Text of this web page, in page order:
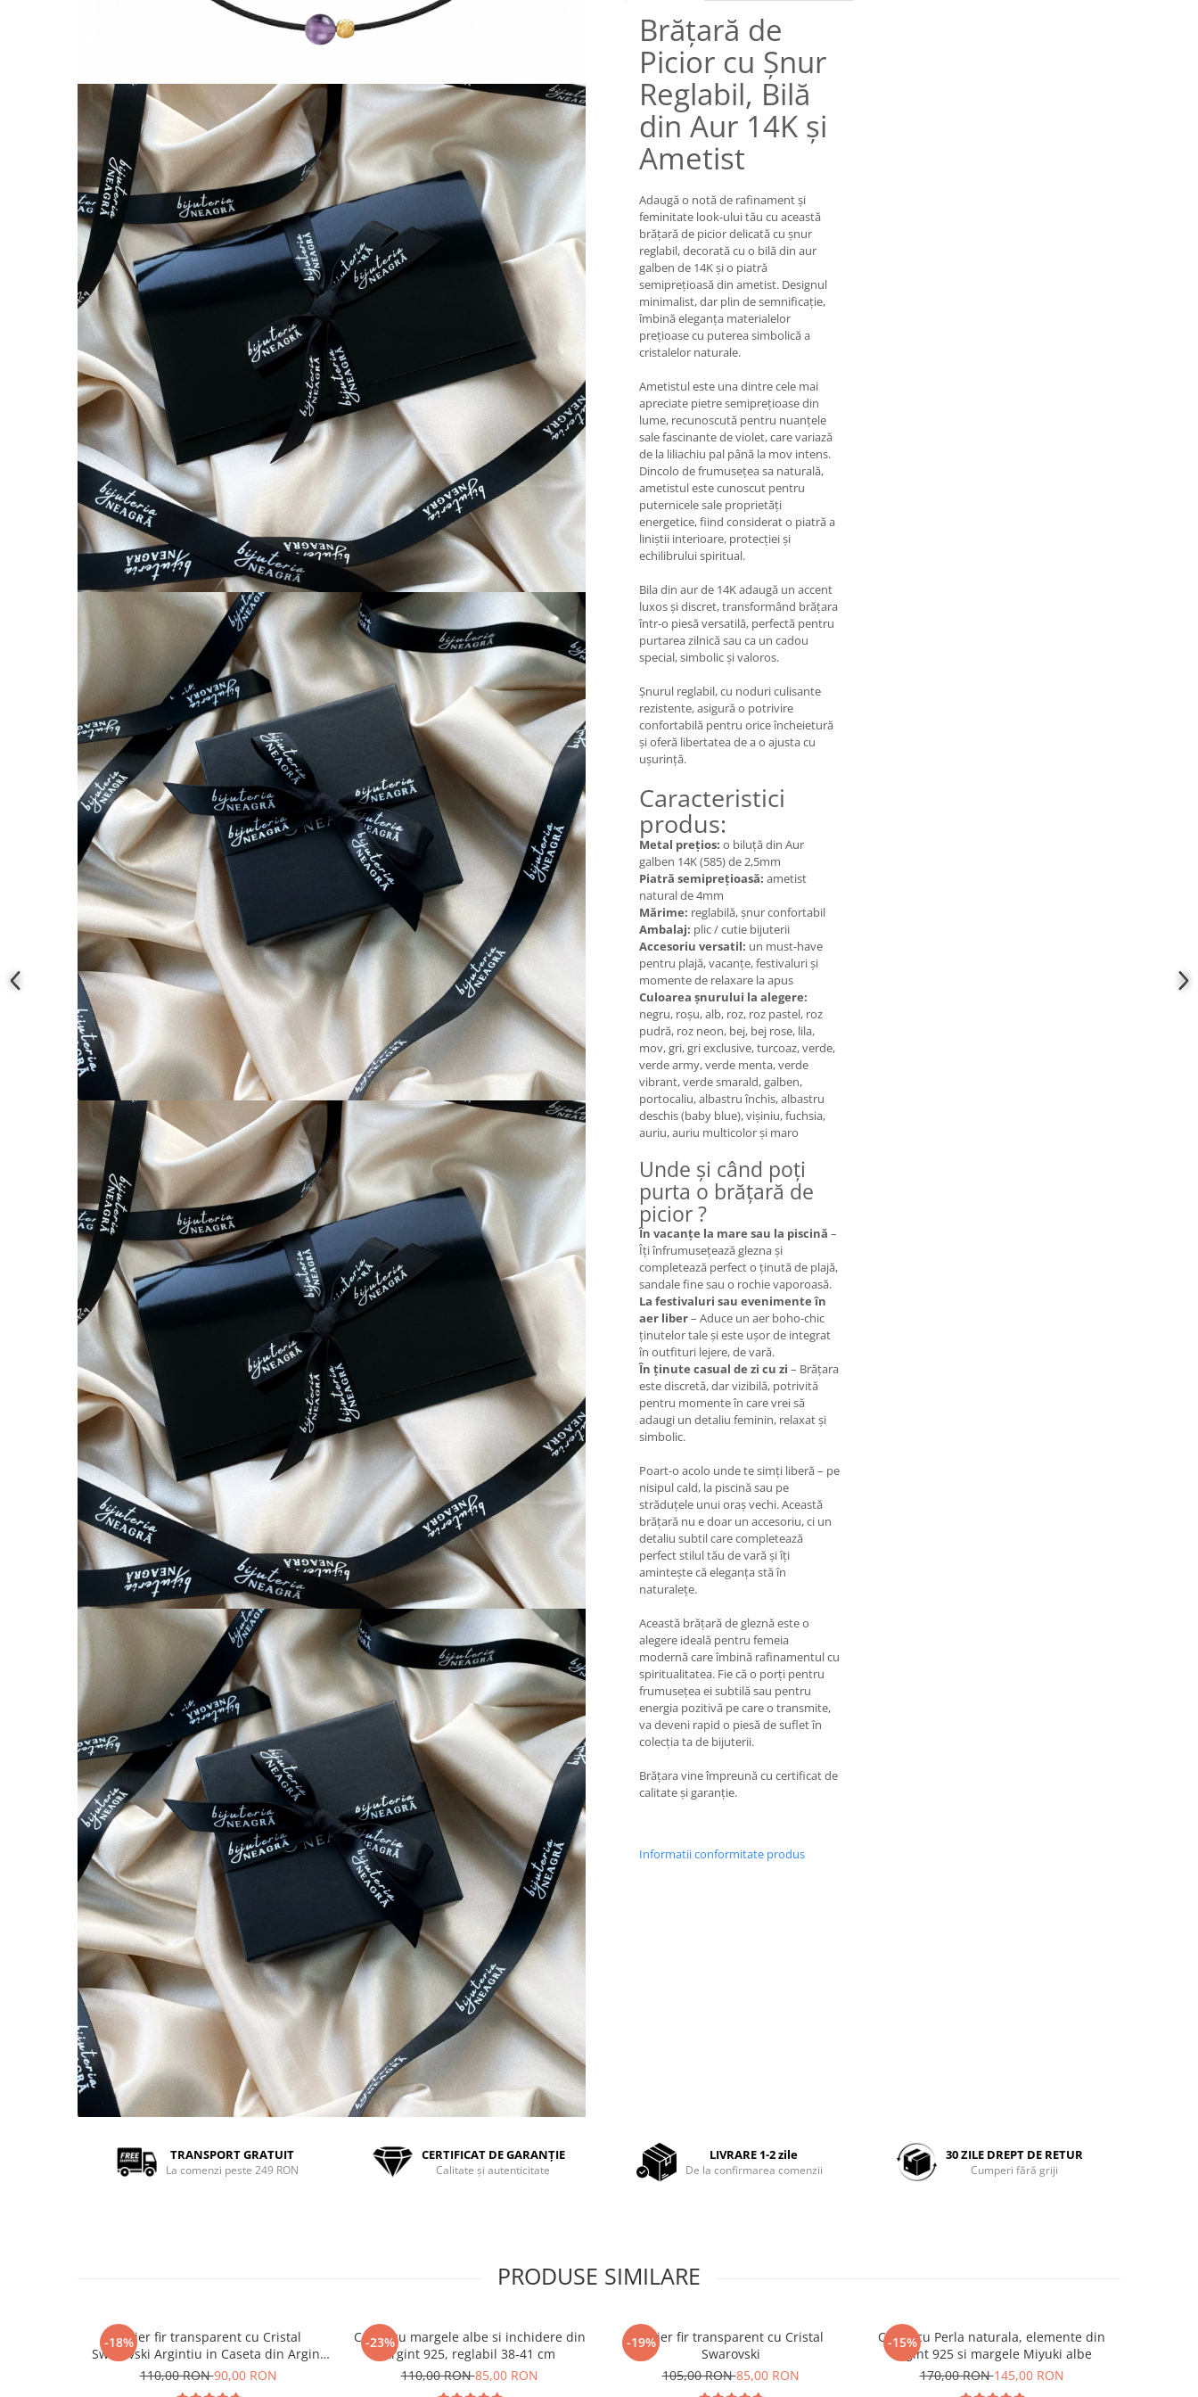
Lănțișoare cu Pietre Naturale
Lănțișoare Argint Diverse
COLIERE CU PERLE
Coliere cu Perle Naturale
Coliere cu Perle Preciosa
COLIERE ȘNUR REGLABIL
Coliere cu Inimioare
Coliere cu Cruce
Coliere cu Stea
Coliere cu Soare
Coliere cu Semilună
Coliere cu Zodii
Coliere cu Flori
Coliere cu Animale
Coliere cu Molecule
Coliere Diverse
BRĂȚĂRI CU ȘNUR REGLABIL
Brățări din Aur cu șnur reglabil
Brățări din Argint cu șnur reglabil
BRĂȚĂRI CU PIETRE SEMIPREȚIOASE
Brățări din Aur cu pietre
Brățări elastice cu pietre
semiprețioase
BRĂȚĂRI DE PICIOR
Brățări de picior din Aur
Brățări de picior din Argint
Coliere cu mărgele colorate și
Coliere cu pietre semiprețioase
Brățară de
Picior cu Șnur
Reglabil, Bilă
din Aur 14K și
Ametist
Adaugă o notă de rafinament și
feminitate look-ului tău cu această
brățară de picior delicată cu șnur
reglabil, decorată cu o bilă din aur
galben de 14K și o piatră
semiprețioasă din ametist. Designul
minimalist, dar plin de semnificație,
îmbină eleganța materialelor
prețioase cu puterea simbolică a
cristalelor naturale.
Ametistul este una dintre cele mai
apreciate pietre semiprețioase din
lume, recunoscută pentru nuanțele
sale fascinante de violet, care variază
de la liliachiu pal până la mov intens.
Dincolo de frumusețea sa naturală,
ametistul este cunoscut pentru
puternicele sale proprietăți
energetice, fiind considerat o piatră a
liniștii interioare, protecției și
echilibrului spiritual.
Bila din aur de 14K adaugă un accent
luxos și discret, transformând brățara
într-o piesă versatilă, perfectă pentru
purtarea zilnică sau ca un cadou
special, simbolic și valoros.
Șnurul reglabil, cu noduri culisante
rezistente, asigură o potrivire
confortabilă pentru orice încheietură
și oferă libertatea de a o ajusta cu
ușurință.
Caracteristici
produs:
Metal prețios: o biluță din Aur
galben 14K (585) de 2,5mm
Piatră semiprețioasă: ametist
natural de 4mm
Mărime: reglabilă, șnur confortabil
Ambalaj: plic / cutie bijuterii
Accesoriu versatil: un must-have
pentru plajă, vacanțe, festivaluri și
momente de relaxare la apus
Culoarea șnurului la alegere:
negru, roșu, alb, roz, roz pastel, roz
pudră, roz neon, bej, bej rose, lila,
mov, gri, gri exclusive, turcoaz, verde,
verde army, verde menta, verde
vibrant, verde smarald, galben,
portocaliu, albastru închis, albastru
deschis (baby blue), vișiniu, fuchsia,
auriu, auriu multicolor și maro
Unde și când poți
purta o brățară de
picior ?
În vacanțe la mare sau la piscină –
Îți înfrumusețează glezna și
completează perfect o ținută de plajă,
sandale fine sau o rochie vaporoasă.
La festivaluri sau evenimente în
aer liber– Aduce un aer boho-chic
ținutelor tale și este ușor de integrat
în outfituri lejere, de vară.
În ținute casual de zi cu zi – Brățara
este discretă, dar vizibilă, potrivită
pentru momente în care vrei să
adaugi un detaliu feminin, relaxat și
simbolic.
Poart-o acolo unde te simți liberă – pe
nisipul cald, la piscină sau pe
străduțele unui oraș vechi. Această
brățară nu e doar un accesoriu, ci un
detaliu subtil care completează
perfect stilul tău de vară și îți
amintește că eleganța stă în
naturalețe.
Această brățară de gleznă este o
alegere ideală pentru femeia
modernă care îmbină rafinamentul cu
spiritualitatea. Fie că o porți pentru
frumusețea ei subtilă sau pentru
energia pozitivă pe care o transmite,
va deveni rapid o piesă de suflet în
colecția ta de bijuterii.
Brățara vine împreună cu certificat de
calitate și garanție.
Informatii conformitate produs
TRANSPORT GRATUIT
La comenzi peste 249 RON
CERTIFICAT DE GARANȚIE
Calitate și autenticitate
LIVRARE 1-2 zile
De la confirmarea comenzii
30 ZILE DREPT DE RETUR
Cumperi fără griji
PRODUSE SIMILARE
-18%
Colier fir transparent cu Cristal
Swarovski Argintiu in Caseta din Argint
925
110,00 RON90,00 RON
-23%
Colier cu margele albe si inchidere din
Argint 925, reglabil 38-41 cm
110,00 RON85,00 RON
-19%
Colier fir transparent cu Cristal
Swarovski
105,00 RON85,00 RON
-15%
Colier cu Perla naturala, elemente din
Argint 925 si margele Miyuki albe
170,00 RON145,00 RON